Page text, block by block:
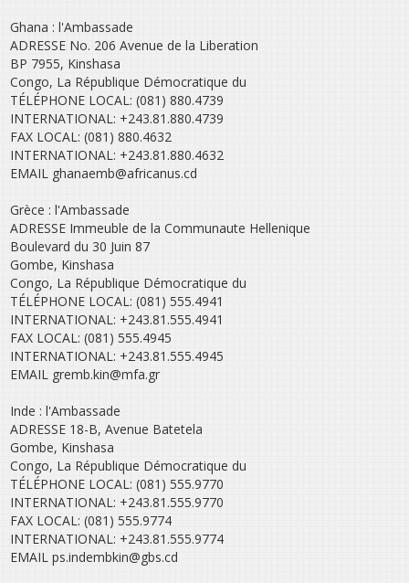
Ghana : l'Ambassade
ADRESSE No. 206 Avenue de la Liberation
BP 7955, Kinshasa
Congo, La République Démocratique du
TÉLÉPHONE LOCAL: (081) 880.4739
INTERNATIONAL: +243.81.880.4739
FAX LOCAL: (081) 880.4632
INTERNATIONAL: +243.81.880.4632
EMAIL ghanaemb@africanus.cd
Grèce : l'Ambassade
ADRESSE Immeuble de la Communaute Hellenique
Boulevard du 30 Juin 87
Gombe, Kinshasa
Congo, La République Démocratique du
TÉLÉPHONE LOCAL: (081) 555.4941
INTERNATIONAL: +243.81.555.4941
FAX LOCAL: (081) 555.4945
INTERNATIONAL: +243.81.555.4945
EMAIL gremb.kin@mfa.gr
Inde : l'Ambassade
ADRESSE 18-B, Avenue Batetela
Gombe, Kinshasa
Congo, La République Démocratique du
TÉLÉPHONE LOCAL: (081) 555.9770
INTERNATIONAL: +243.81.555.9770
FAX LOCAL: (081) 555.9774
INTERNATIONAL: +243.81.555.9774
EMAIL ps.indembkin@gbs.cd